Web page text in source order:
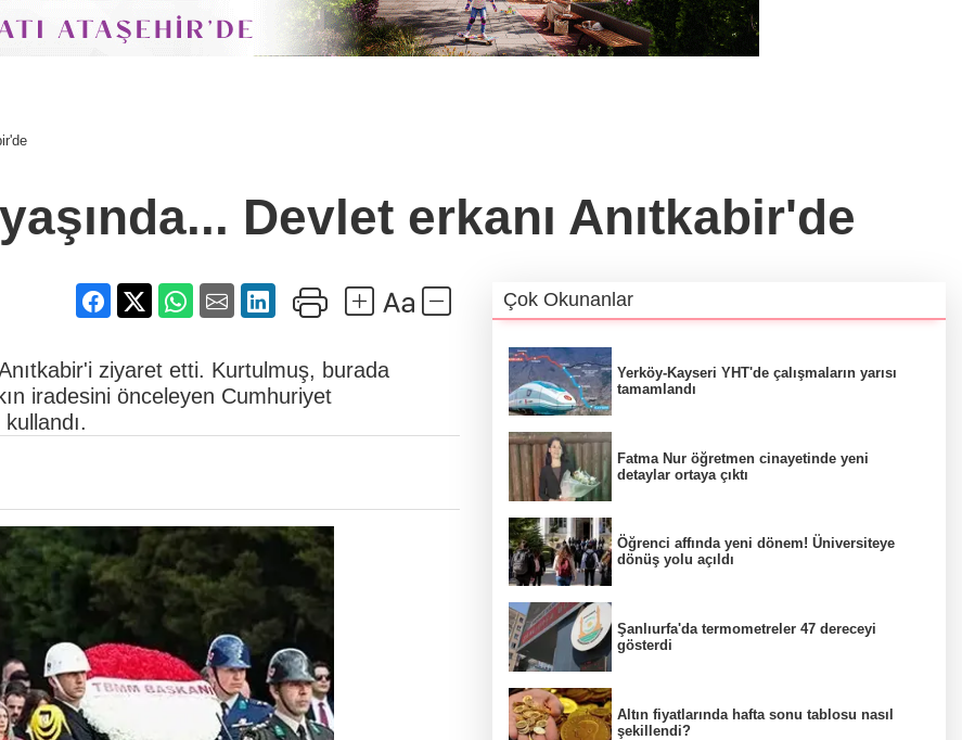
Devlet erkanı Anıtkabir'de
ziyaret etti. Kurtulmuş, burada
iradesini önceleyen Cumhuriyet
Çok Okunanlar
Yerköy-Kayseri YHT'de çalışmaların yarısı
tamamlandı
Fatma Nur öğretmen cinayetinde yeni
detaylar ortaya çıktı
Öğrenci affında yeni dönem! Üniversiteye
dönüş yolu açıldı
Şanlıurfa'da termometreler 47 dereceyi
gösterdi
Altın fiyatlarında hafta sonu tablosu nasıl
şekillendi?